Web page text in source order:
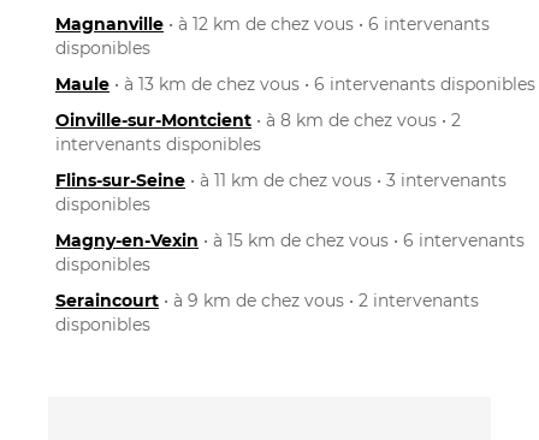
Magnanville • à 12 km de chez vous • 6 intervenants
disponibles
Maule • à 13 km de chez vous • 6 intervenants disponibles
Oinville-sur-Montcient • à 8 km de chez vous • 2
intervenants disponibles
Flins-sur-Seine • à 11 km de chez vous • 3 intervenants
disponibles
Magny-en-Vexin • à 15 km de chez vous • 6 intervenants
disponibles
Seraincourt • à 9 km de chez vous • 2 intervenants
disponibles